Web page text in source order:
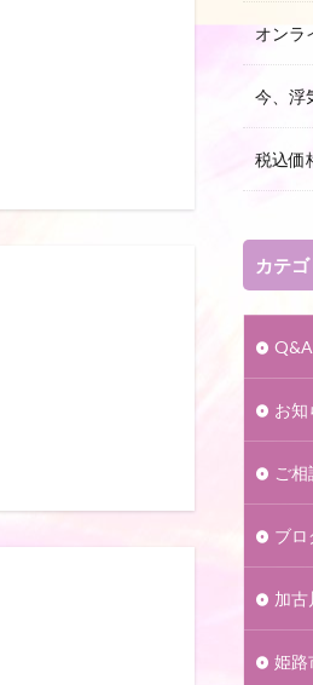
オンラ
今、浮
税込価
カテ
Q&A
お知
ご
ブロ
加古
姫路